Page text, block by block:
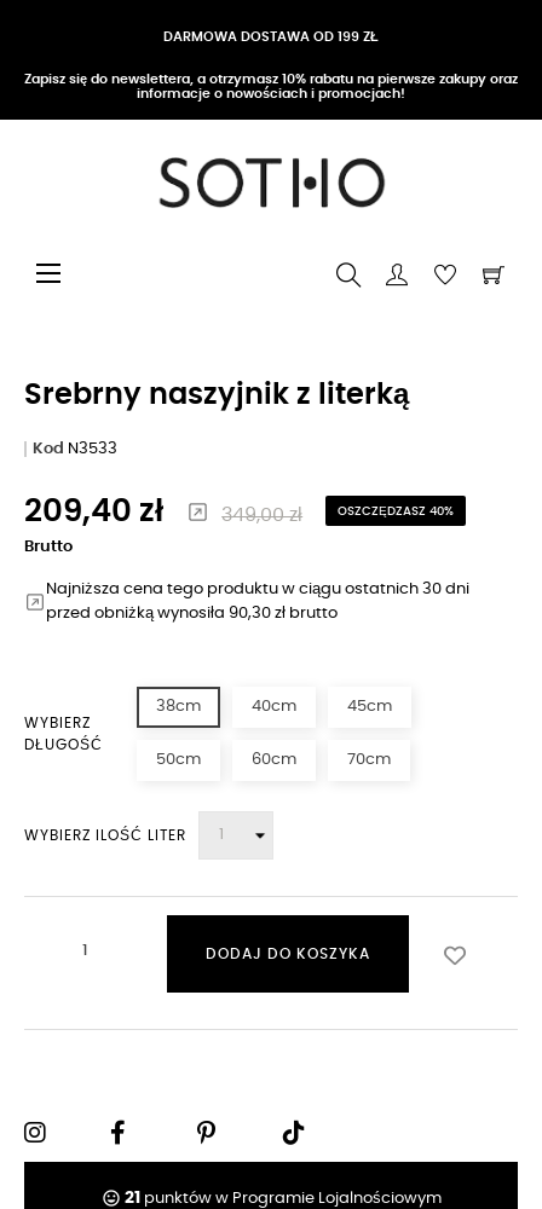
DARMOWA DOSTAWA OD 199 ZŁ
Zapisz się do newslettera, a otrzymasz 10% rabatu na pierwsze zakupy oraz
informacje o nowościach i promocjach!
Przełącz nawigację
☰
Srebrny naszyjnik z literką
Kod N3533
209,40 zł 349,00 zł OSZCZĘDZASZ 40%
Brutto
Najniższa cena tego produktu w ciągu ostatnich 30 dni
przed obniżką wynosiła 90,30 zł brutto
WYBIERZ
DŁUGOŚĆ
38cm 40cm 45cm
50cm 60cm 70cm
WYBIERZ ILOŚĆ LITER
DODAJ DO KOSZYKA
tag_faces 21 punktów w Programie Lojalnościowym